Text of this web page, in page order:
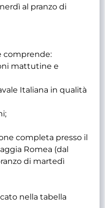
al pranzo di
comprende:
mattutine e
Italiana in qualità
completa presso il
Romea (dal
di martedì
nella tabella